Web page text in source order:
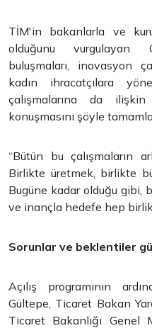
TİM'in bakanlarla ve
olduğunu vurgulayan
buluşmaları, inovasyon
kadın ihracatçılara
çalışmalarına da
konuşmasını şöyle
“Bütün bu çalışmaların
Birlikte üretmek, birlikte
Bugüne kadar olduğu gibi,
ve inançla hedefe hep
Sorunlar ve beklentiler
Açılış programının
Gültepe, Ticaret Bakan
Ticaret Bakanlığı Genel